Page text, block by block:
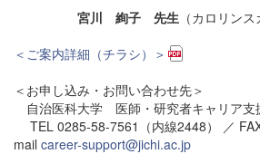
宮川 絢子 先生 （カロリンス
＜ご案内詳細（チラシ）＞
＜お申し込み・お問い合わせ先＞
自治医科大学 医師・研究者キャリア
TEL 0285-58-7561（内線2448） ／
mail career-support@jichi.ac.jp